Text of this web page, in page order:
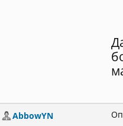
AbbowYN